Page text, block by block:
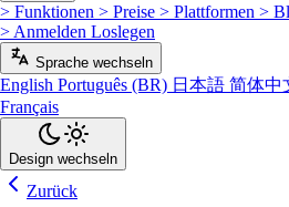
> Funktionen > Preise > Plattformen >
> Anmelden Loslegen
Sprache wechseln
English Português (BR) 日本語 简体中
Français
Design wechseln
Zurück